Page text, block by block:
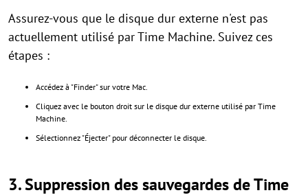
Assurez-vous que le disque dur externe n'est pas
actuellement utilisé par Time Machine. Suivez ces
étapes :
Accédez à "Finder" sur votre Mac.
Cliquez avec le bouton droit sur le disque dur externe utilisé par Time
Machine.
Sélectionnez "Éjecter" pour déconnecter le disque.
3. Suppression des sauvegardes de Time